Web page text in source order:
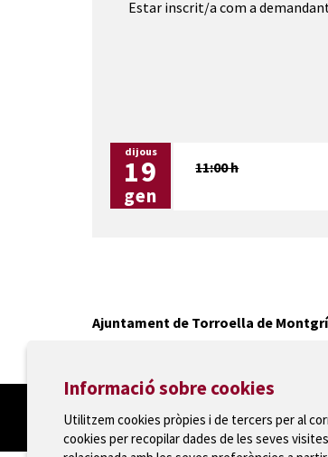
Estar inscrit/a com a
dijous
19
gen
11:00 h
Ajuntament de Torroella de Montgrí
Informació sobre cookies
Utilitzem cookies pròpies i de tercers per al
cookies per recopilar dades de les seves